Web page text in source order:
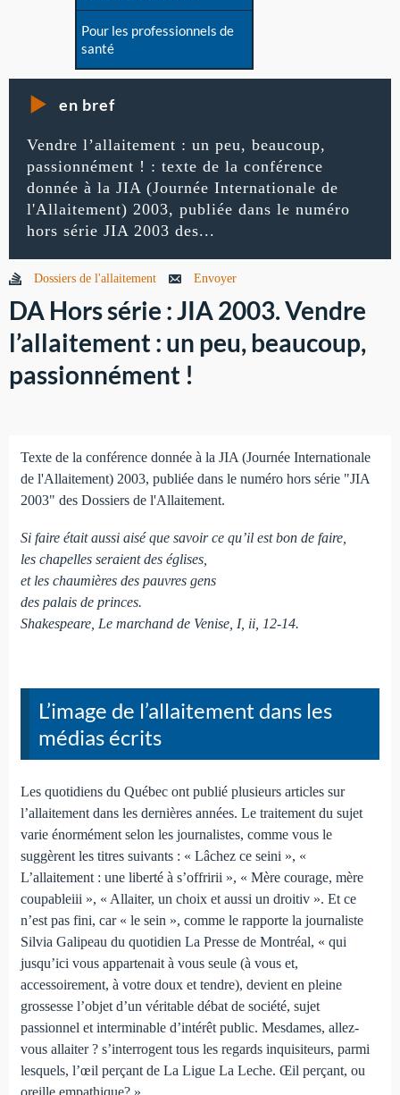
Pour les professionnels de
santé
en bref
Vendre l’allaitement : un peu, beaucoup,
passionnément ! : texte de la conférence
donnée à la JIA (Journée Internationale de
l'Allaitement) 2003, publiée dans le numéro
hors série JIA 2003 des...
Dossiers de l'allaitement Envoyer
DA Hors série : JIA 2003. Vendre
l’allaitement : un peu, beaucoup,
passionnément !
Texte de la conférence donnée à la JIA (Journée Internationale
de l'Allaitement) 2003, publiée dans le numéro hors série "JIA
2003" des Dossiers de l'Allaitement.
Si faire était aussi aisé que savoir ce qu’il est bon de faire,
les chapelles seraient des églises,
et les chaumières des pauvres gens
des palais de princes.
Shakespeare, Le marchand de Venise, I, ii, 12-14.
L’image de l’allaitement dans les
médias écrits
Les quotidiens du Québec ont publié plusieurs articles sur
l’allaitement dans les dernières années. Le traitement du sujet
varie énormément selon les journalistes, comme vous le
suggèrent les titres suivants : « Lâchez ce seini », «
L’allaitement : une liberté à s’offririi », « Mère courage, mère
coupableiii », « Allaiter, un choix et aussi un droitiv ». Et ce
n’est pas fini, car « le sein », comme le rapporte la journaliste
Silvia Galipeau du quotidien La Presse de Montréal, « qui
jusqu’ici vous appartenait à vous seule (à vous et,
accessoirement, à votre doux et tendre), devient en pleine
grossesse l’objet d’un véritable débat de société, sujet
passionnel et interminable d’intérêt public. Mesdames, allez-
vous allaiter ? s’interrogent tous les regards inquisiteurs, parmi
lesquels, l’œil perçant de La Ligue La Leche. Œil perçant, ou